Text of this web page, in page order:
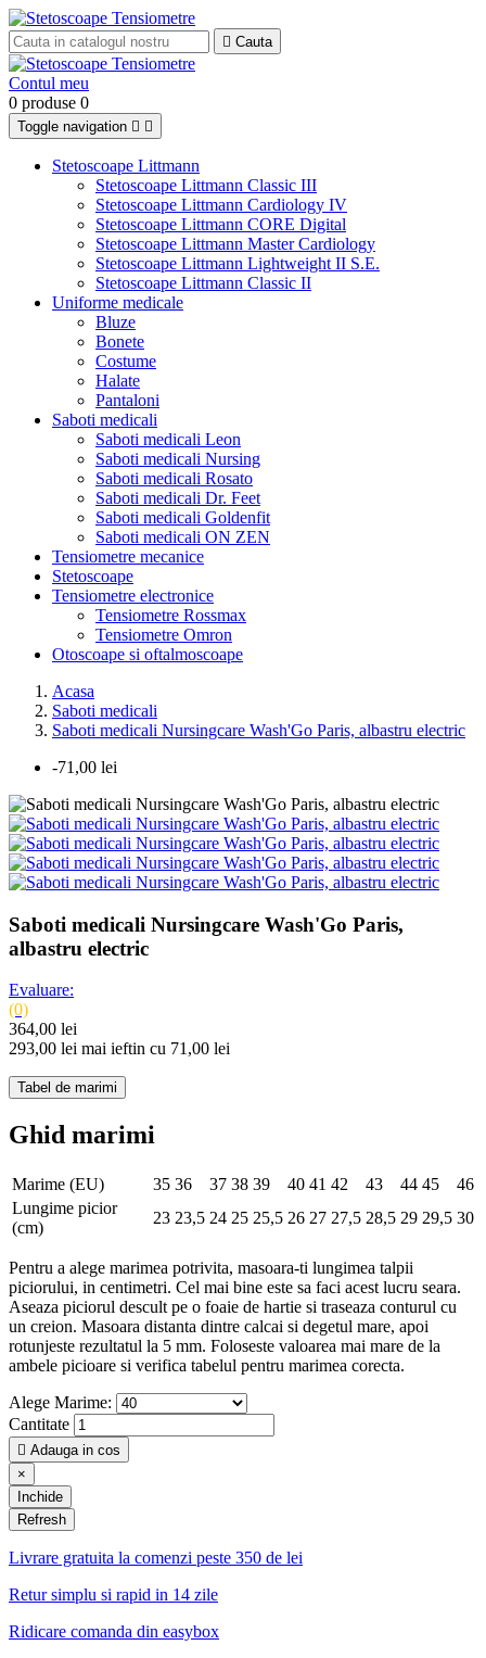
 Cauta
Contul meu
0 produse 0
Toggle navigation  
Stetoscoape Littmann
Stetoscoape Littmann Classic III
Stetoscoape Littmann Cardiology IV
Stetoscoape Littmann CORE Digital
Stetoscoape Littmann Master Cardiology
Stetoscoape Littmann Lightweight II S.E.
Stetoscoape Littmann Classic II
Uniforme medicale
Bluze
Bonete
Costume
Halate
Pantaloni
Saboti medicali
Saboti medicali Leon
Saboti medicali Nursing
Saboti medicali Rosato
Saboti medicali Dr. Feet
Saboti medicali Goldenfit
Saboti medicali ON ZEN
Tensiometre mecanice
Stetoscoape
Tensiometre electronice
Tensiometre Rossmax
Tensiometre Omron
Otoscoape si oftalmoscoape
Acasa
Saboti medicali
Saboti medicali Nursingcare Wash'Go Paris, albastru electric
-71,00 lei
Saboti medicali Nursingcare Wash'Go Paris,
albastru electric
Evaluare:
(0)
364,00 lei
293,00 lei mai ieftin cu 71,00 lei
Tabel de marimi
Ghid marimi
Marime (EU) 35 36 37 38 39 40 41 42 43 44 45
46
Lungime picior
(cm)
23 23,5 24 25 25,5 26 27 27,5 28,5 29 29,5 30
Pentru a alege marimea potrivita, masoara-ti lungimea talpii
piciorului, in centimetri. Cel mai bine este sa faci acest lucru seara.
Aseaza piciorul descult pe o foaie de hartie si traseaza conturul cu
un creion. Masoara distanta dintre calcai si degetul mare, apoi
rotunjeste rezultatul la 5 mm. Foloseste valoarea mai mare de la
ambele picioare si verifica tabelul pentru marimea corecta.
Alege Marime:
Cantitate
 Adauga in cos
×
Inchide
Livrare gratuita la comenzi peste 350 de lei
Retur simplu si rapid in 14 zile
Ridicare comanda din easybox